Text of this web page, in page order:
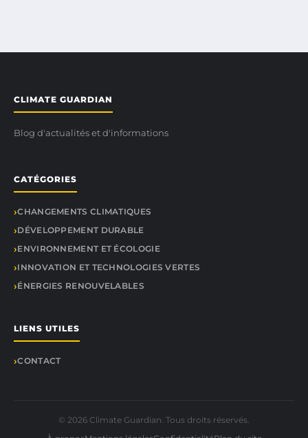
CLIMATE GUARDIAN
Blog d'actualités et d'informations
CATÉGORIES
CHANGEMENTS CLIMATIQUES
DÉVELOPPEMENT DURABLE
ENVIRONNEMENT ET ÉCOLOGIE
INNOVATION ET TECHNOLOGIES VERTES
ÉNERGIES RENOUVELABLES
LIENS UTILES
CONTACT
© 2026 Climate Guardian. Tous droits réservés.